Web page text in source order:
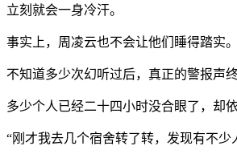
立刻就会一身冷汗。
事实上，周凌云也不会让他们睡得踏实。
不知道多少次幻听过后，真正的警报声终
多少个人已经二十四小时没合眼了，却
“刚才我去几个宿舍转了转，发现有不